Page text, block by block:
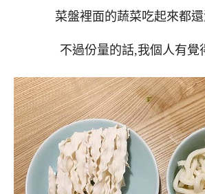
菜盤裡面的蔬菜吃起來都
不過份量的話,我個人有覺